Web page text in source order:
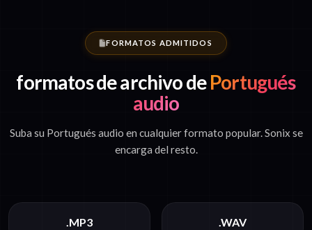
FORMATOS ADMITIDOS
formatos de archivo dePortugués
audio
Suba su Portugués audio en cualquier formato popular. Sonix se
encarga del resto.
.MP3 .WAV